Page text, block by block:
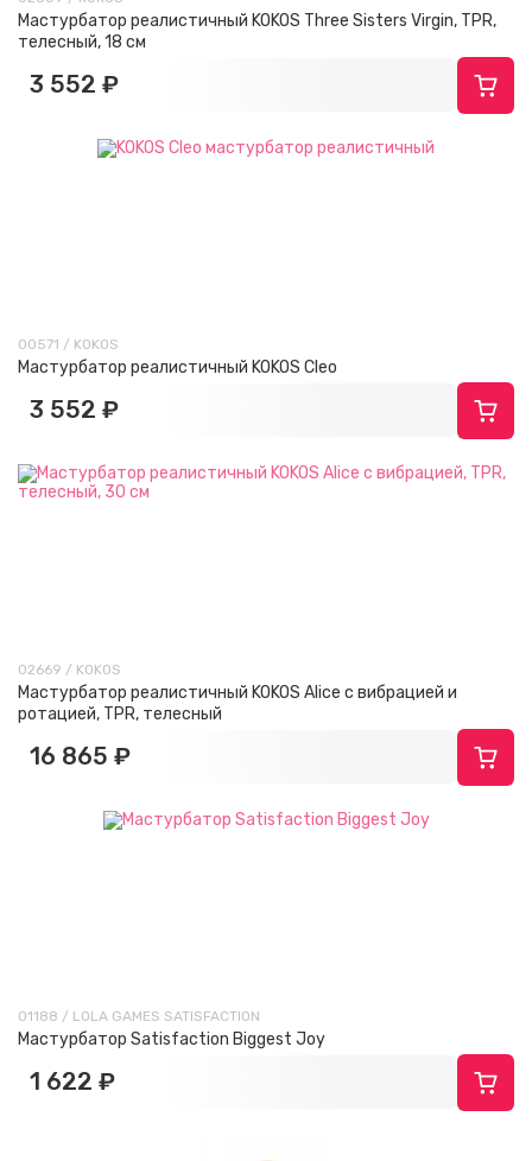
Мастурбатор реалистичный KOKOS Three Sisters Virgin, TPR,
телесный, 18 см
3 552 ₽
00571 / KOKOS
Мастурбатор реалистичный KOKOS Cleo
3 552 ₽
02669 / KOKOS
Мастурбатор реалистичный KOKOS Alice с вибрацией и
ротацией, TPR, телесный
16 865 ₽
01188 / LOLA GAMES SATISFACTION
Мастурбатор Satisfaction Biggest Joy
1 622 ₽